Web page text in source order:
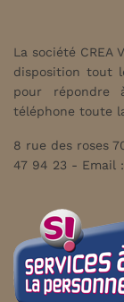
La société CREA
disposition tout
pour répondre
téléphone toute
8 rue des roses
47 94 23 - Email :